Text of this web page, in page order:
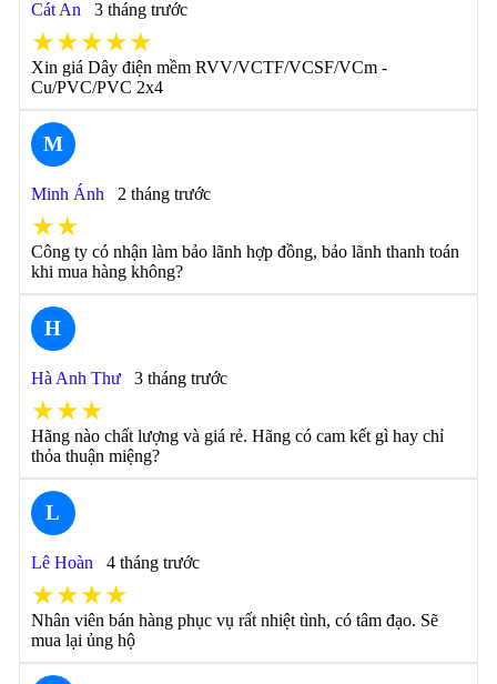
Cát An 3 tháng trước
★★★★★
Xin giá Dây điện mềm RVV/VCTF/VCSF/VCm -
Cu/PVC/PVC 2x4
M
Minh Ánh 2 tháng trước
★★
Công ty có nhận làm bảo lãnh hợp đồng, bảo lãnh thanh toán
khi mua hàng không?
H
Hà Anh Thư 3 tháng trước
★★★
Hãng nào chất lượng và giá rẻ. Hãng có cam kết gì hay chỉ
thỏa thuận miệng?
L
Lê Hoàn 4 tháng trước
★★★★
Nhân viên bán hàng phục vụ rất nhiệt tình, có tâm đạo. Sẽ
mua lại ủng hộ